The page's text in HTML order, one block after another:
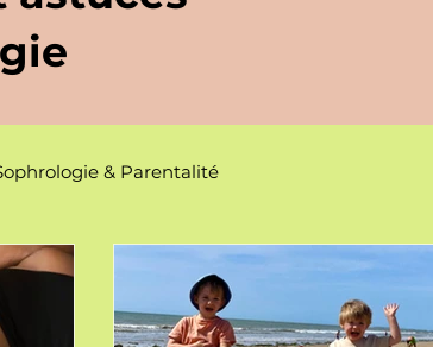
& Parentalité